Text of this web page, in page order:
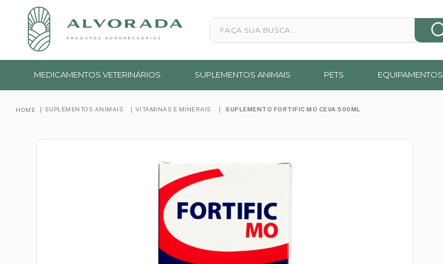
Faça sua busca...
MEDICAMENTOS VETERINÁRIOS SUPLEMENTOS ANIMAIS PETS EQUIPAMENTOS
SUPLEMENTOS ANIMAIS VITAMINAS E MINERAIS SUPLEMENTO FORTIFIC MO CEVA 500ML